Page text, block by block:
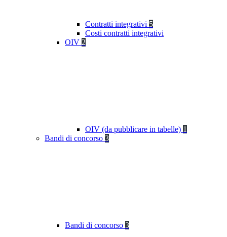
Contratti integrativi 5
Costi contratti integrativi
OIV 2
OIV (da pubblicare in tabelle) 1
Bandi di concorso 3
Bandi di concorso 3